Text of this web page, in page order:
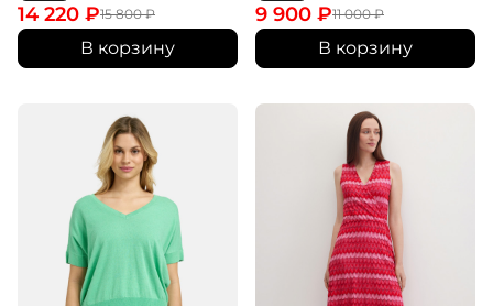
15 800₽
14 220 ₽
В корзину
11 000₽
9 900 ₽
В корзину